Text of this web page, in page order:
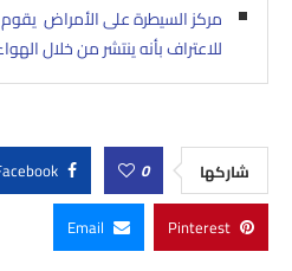
مركز السيطرة على الأمراض
للاعتراف بأنه ينتشر من خلال
شاركها 0
Pinterest
Email